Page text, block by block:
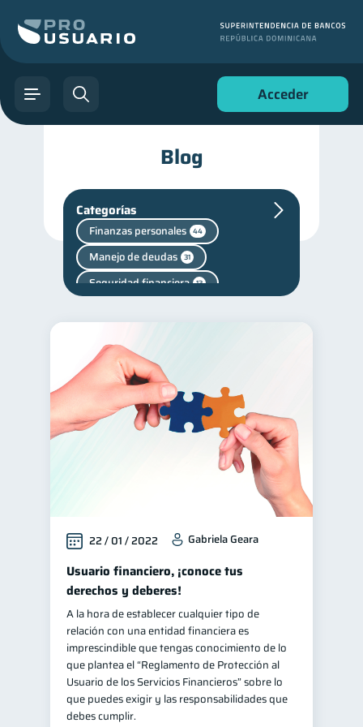
Acceder
Blog
Categorías
Finanzas personales 44
Manejo de deudas 31
Seguridad financiera 13
Deudas 10
Historial crediticio
Servicios 4 Vacaciones 2
Control de deudas 30
Finanzas familiares 25
Inclusión financiera
Bienestar financiero 22
Finanzas para mujeres 20
Organización Financiera 10
Entidad financiera 8
22 / 01 / 2022 Gabriela Geara
Usuario financiero, ¡conoce tus
derechos y deberes!
A la hora de establecer cualquier tipo de
relación con una entidad financiera es
imprescindible que tengas conocimiento de lo
que plantea el “Reglamento de Protección al
Usuario de los Servicios Financieros” sobre lo
que puedes exigir y las responsabilidades que
debes cumplir.